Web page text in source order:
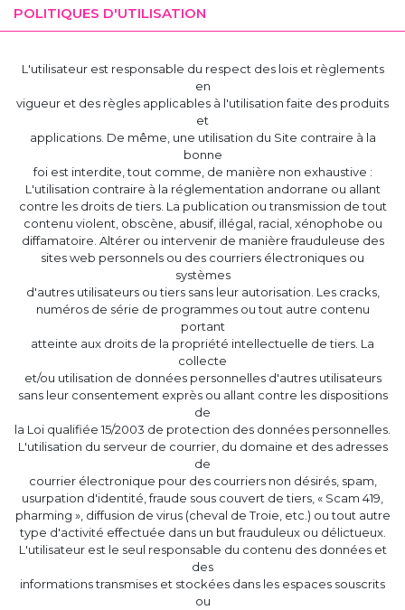
POLITIQUES D'UTILISATION
L'utilisateur est responsable du respect des lois et règlements
en
vigueur et des règles applicables à l'utilisation faite des produits
et
applications. De même, une utilisation du Site contraire à la
bonne
foi est interdite, tout comme, de manière non exhaustive :
L'utilisation contraire à la réglementation andorrane ou allant
contre les droits de tiers. La publication ou transmission de tout
contenu violent, obscène, abusif, illégal, racial, xénophobe ou
diffamatoire. Altérer ou intervenir de manière frauduleuse des
sites web personnels ou des courriers électroniques ou
systèmes
d'autres utilisateurs ou tiers sans leur autorisation. Les cracks,
numéros de série de programmes ou tout autre contenu
portant
atteinte aux droits de la propriété intellectuelle de tiers. La
collecte
et/ou utilisation de données personnelles d'autres utilisateurs
sans leur consentement exprès ou allant contre les dispositions
de
la Loi qualifiée 15/2003 de protection des données personnelles.
L'utilisation du serveur de courrier, du domaine et des adresses
de
courrier électronique pour des courriers non désirés, spam,
usurpation d'identité, fraude sous couvert de tiers, « Scam 419,
pharming », diffusion de virus (cheval de Troie, etc.) ou tout autre
type d'activité effectuée dans un but frauduleux ou délictueux.
L'utilisateur est le seul responsable du contenu des données et
des
informations transmises et stockées dans les espaces souscrits
ou